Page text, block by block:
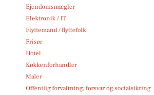
Ejendomsmægler
Elektronik / IT
Flyttemand / flyttefolk
Frisør
Hotel
Køkkenforhandler
Maler
Offentlig forvaltning, forsvar og socialsikring